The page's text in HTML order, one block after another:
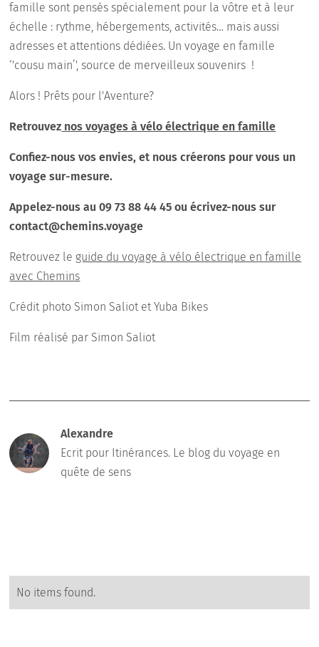
famille sont pensés spécialement pour la vôtre et à leur
échelle : rythme, hébergements, activités… mais aussi
adresses et attentions dédiées. Un voyage en famille
‘'cousu main’', source de merveilleux souvenirs !
Alors ! Prêts pour l'Aventure?
Retrouvez nos voyages à vélo électrique en famille
Confiez-nous vos envies, et nous créerons pour vous un
voyage sur-mesure.
Appelez-nous au 09 73 88 44 45 ou écrivez-nous sur
contact@chemins.voyage
Retrouvez le guide du voyage à vélo électrique en famille
avec Chemins
Crédit photo Simon Saliot et Yuba Bikes
Film réalisé par Simon Saliot
Alexandre
Ecrit pour Itinérances. Le blog du voyage en
quête de sens
No items found.